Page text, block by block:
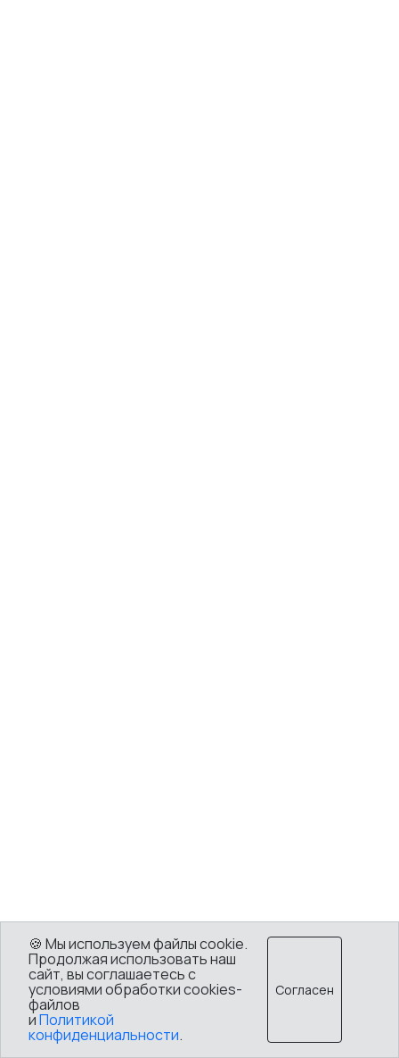
🍪 Мы используем файлы cookie.
Продолжая использовать наш
сайт, вы соглашаетесь с
условиями обработки cookies-
файлов
иПолитикой
конфиденциальности.
Согласен